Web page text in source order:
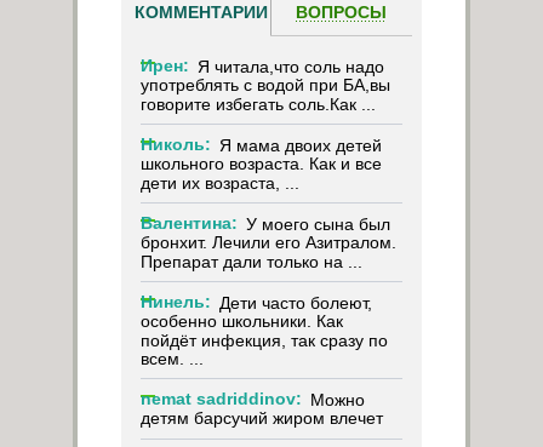
КОММЕНТАРИИ ВОПРОСЫ
Ирен: Я читала,что соль надо
употреблять с водой при БА,вы
говорите избегать соль.Как ...
Николь: Я мама двоих детей
школьного возраста. Как и все
дети их возраста, ...
Валентина: У моего сына был
бронхит. Лечили его Азитралом.
Препарат дали только на ...
Нинель: Дети часто болеют,
особенно школьники. Как
пойдёт инфекция, так сразу по
всем. ...
nemat sadriddinov: Можно
детям барсучий жиром влечет